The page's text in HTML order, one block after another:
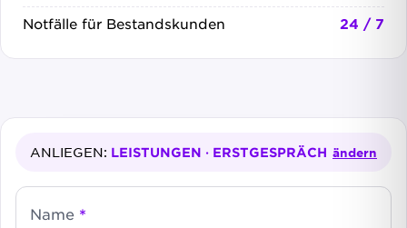
Notfälle für Bestandskunden
24 / 7
ANLIEGEN: LEISTUNGEN · ERSTGESPRÄCH ändern
Name *